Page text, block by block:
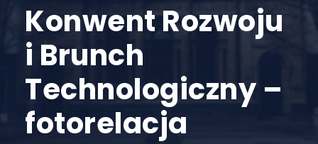
Konwent Rozwoju
i Brunch
Technologiczny –
fotorelacja